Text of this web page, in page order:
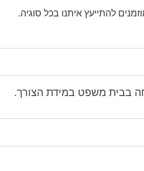
להתייעץ איתנו בכל סוגיה.
בבית משפט במידת הצורך.